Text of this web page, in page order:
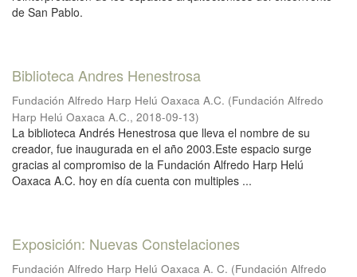
de San Pablo.
Biblioteca Andres Henestrosa
Fundación Alfredo Harp Helú Oaxaca A.C. (Fundación Alfredo
Harp Helú Oaxaca A.C., 2018-09-13)
La biblioteca Andrés Henestrosa que lleva el nombre de su
creador, fue inaugurada en el año 2003.Este espacio surge
gracias al compromiso de la Fundación Alfredo Harp Helú
Oaxaca A.C. hoy en día cuenta con multiples ...
Exposición: Nuevas Constelaciones
Fundación Alfredo Harp Helú Oaxaca A. C. (Fundación Alfredo